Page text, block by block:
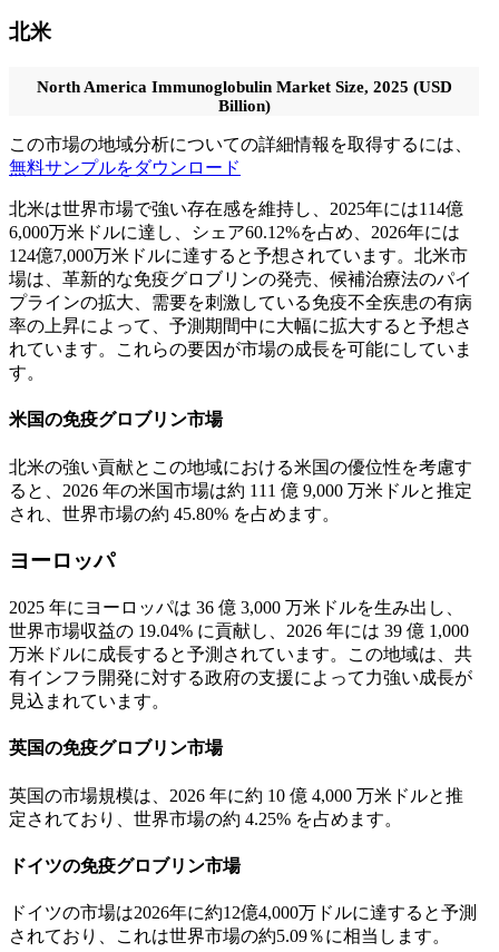
北米
North America Immunoglobulin Market Size, 2025 (USD
Billion)
この市場の地域分析についての詳細情報を取得するには、
無料サンプルをダウンロード
北米は世界市場で強い存在感を維持し、2025年には114億
6,000万米ドルに達し、シェア60.12%を占め、2026年には
124億7,000万米ドルに達すると予想されています。北米市
場は、革新的な免疫グロブリンの発売、候補治療法のパイ
プラインの拡大、需要を刺激している免疫不全疾患の有病
率の上昇によって、予測期間中に大幅に拡大すると予想さ
れています。これらの要因が市場の成長を可能にしていま
す。
米国の免疫グロブリン市場
北米の強い貢献とこの地域における米国の優位性を考慮す
ると、2026 年の米国市場は約 111 億 9,000 万米ドルと推定
され、世界市場の約 45.80% を占めます。
ヨーロッパ
2025 年にヨーロッパは 36 億 3,000 万米ドルを生み出し、
世界市場収益の 19.04% に貢献し、2026 年には 39 億 1,000
万米ドルに成長すると予測されています。この地域は、共
有インフラ開発に対する政府の支援によって力強い成長が
見込まれています。
英国の免疫グロブリン市場
英国の市場規模は、2026 年に約 10 億 4,000 万米ドルと推
定されており、世界市場の約 4.25% を占めます。
ドイツの免疫グロブリン市場
ドイツの市場は2026年に約12億4,000万ドルに達すると予測
されており、これは世界市場の約5.09％に相当します。